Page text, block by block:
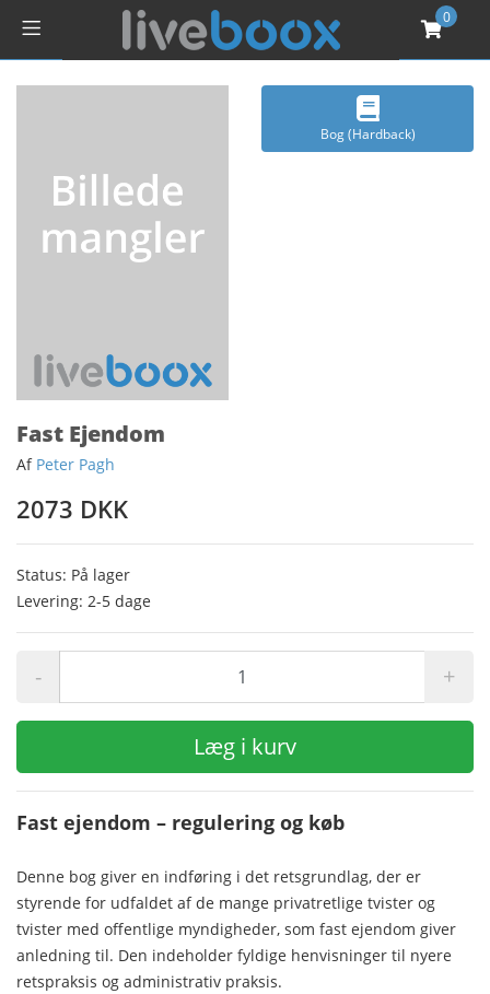
0
Bog (Hardback)
Fast Ejendom
Af Peter Pagh
2073 DKK
Status: På lager
Levering: 2-5 dage
- +
Læg i kurv
Fast ejendom – regulering og køb
Denne bog giver en indføring i det retsgrundlag, der er
styrende for udfaldet af de mange privatretlige tvister og
tvister med offentlige myndigheder, som fast ejendom giver
anledning til. Den indeholder fyldige henvisninger til nyere
retspraksis og administrativ praksis.